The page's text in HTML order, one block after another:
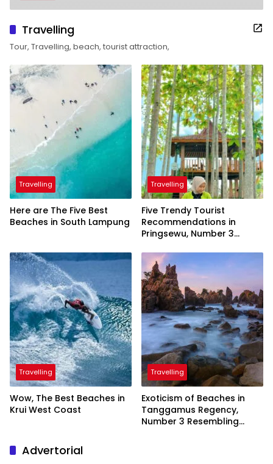
Travelling
Tour, Travelling, beach, tourist attraction,
Travelling
Here are The Five Best
Beaches in South Lampung
Travelling
Five Trendy Tourist
Recommendations in
Pringsewu, Number 3
President
Travelling
Wow, The Best Beaches in
Krui West Coast
Travelling
Exoticism of Beaches in
Tanggamus Regency,
Number 3 Resembling
Advertorial